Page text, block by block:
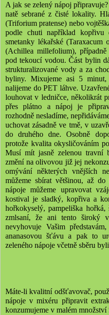
A jak se zelený nápoj
natě sebrané z čisté lokality.
(Triforium pratense) nebo
podle chuti například kopřivu
smetanky lékařské
(Achillea millefolium),
pod tekoucí vodou. Část bylin
strukturalizované vody a za
byliny. Mixujeme asi 5
nalijeme do PET láhve.
louhovat v ledničce, několikrát
přes plátno a nápoj je
rozhodně nesladíme,
uchovat zásadně ve tmě, v
do druhého dne. Osobně
protože kvalita okysličováním
Musí mít jasně zelenou travní
změní na olivovou již jej
omývání některých vnějších
můžeme sbírat většinou, až
nápoje můžeme upravovat
kostival je sladký, kopřiva a
hořkokyselý, pampeliška
zmlsaní, že ani tento široký
nevyhovuje Vašim
ananasovou šťávu a pak to
zeleného nápoje včetně sběru
Máte-li kvalitní odšťavovač,
nápoje v mixéru připravit
konzumujeme v malém množství